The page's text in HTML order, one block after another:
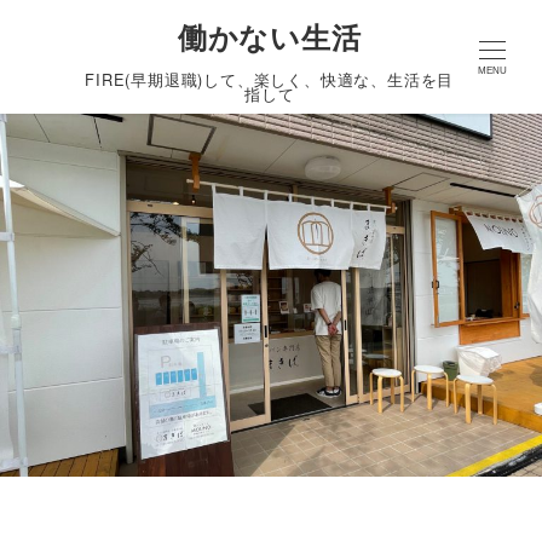
働かない生活
FIRE(早期退職)して、楽しく、快適な、生活を目
指して
MENU